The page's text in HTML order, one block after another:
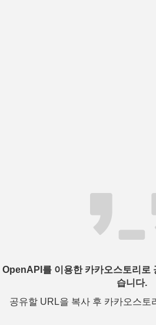
OpenAPI를 이용한 카카오스토리로
습니다.
공유할 URL을 복사 후 카카오스토